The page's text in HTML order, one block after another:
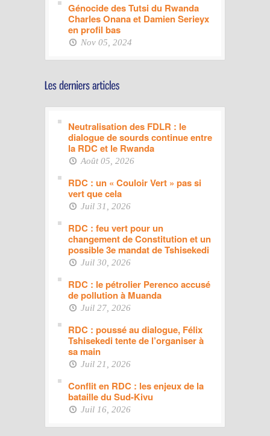
Génocide des Tutsi du Rwanda
Charles Onana et Damien Serieyx
en profil bas
Nov 05, 2024
Neutralisation des FDLR : le
dialogue de sourds continue entre
la RDC et le Rwanda
Août 05, 2026
RDC : un « Couloir Vert » pas si
vert que cela
Juil 31, 2026
RDC : feu vert pour un
changement de Constitution et un
possible 3e mandat de Tshisekedi
Juil 30, 2026
RDC : le pétrolier Perenco accusé
de pollution à Muanda
Juil 27, 2026
RDC : poussé au dialogue, Félix
Tshisekedi tente de l’organiser à
sa main
Juil 21, 2026
Conflit en RDC : les enjeux de la
bataille du Sud-Kivu
Juil 16, 2026